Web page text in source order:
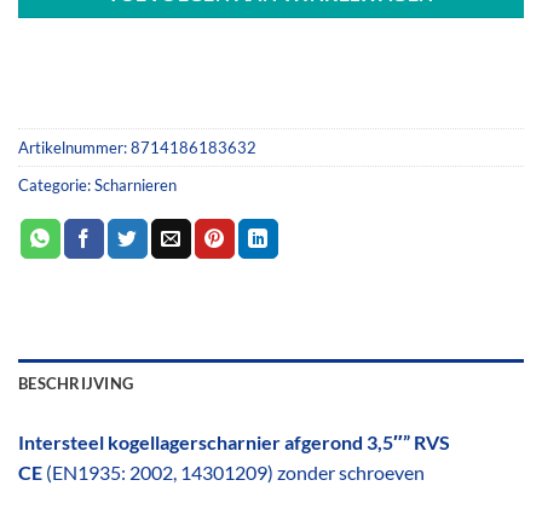
Artikelnummer:8714186183632
Categorie:Scharnieren
BESCHRIJVING
Intersteel kogellagerscharnier afgerond 3,5″” RVS
CE (EN1935: 2002, 14301209) zonder schroeven